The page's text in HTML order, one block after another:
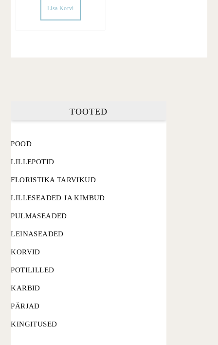
Lisa Korvi
TOOTED
POOD
LILLEPOTID
FLORISTIKA TARVIKUD
LILLESEADED JA KIMBUD
PULMASEADED
LEINASEADED
KORVID
POTILILLED
KARBID
PÄRJAD
KINGITUSED